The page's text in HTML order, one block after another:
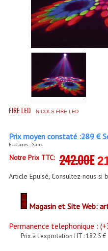
Compresseurs ,
Enceintes Et
Enceintes
FIRE LED NICOLS FIRE LED
Prix moyen constaté :289€
Ecotaxes : Sans.
Notre Prix TTC: 242.00E
Article Epuisé, Consultez-nous si
Magasin et Site Web:
Permanence telephonique :
Prix à l'exportation HT : 182.5 €